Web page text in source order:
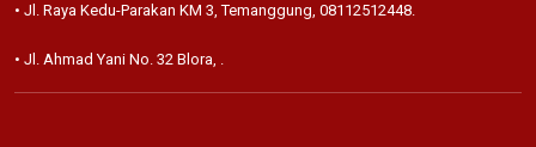
• Jl. Raya Kedu-Parakan KM 3, Temanggung, 08112512448.
• Jl. Ahmad Yani No. 32 Blora, .